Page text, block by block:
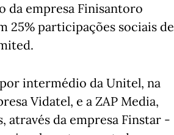
da empresa Finisantoro
25% participações sociais de
por intermédio da Unitel, na
Vidatel, e a ZAP Media,
através da empresa Finstar -